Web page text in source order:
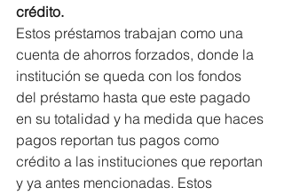
crédito.
Estos préstamos trabajan como una
cuenta de ahorros forzados, donde la
institución se queda con los fondos
del préstamo hasta que este pagado
en su totalidad y ha medida que haces
pagos reportan tus pagos como
crédito a las instituciones que reportan
y ya antes mencionadas. Estos